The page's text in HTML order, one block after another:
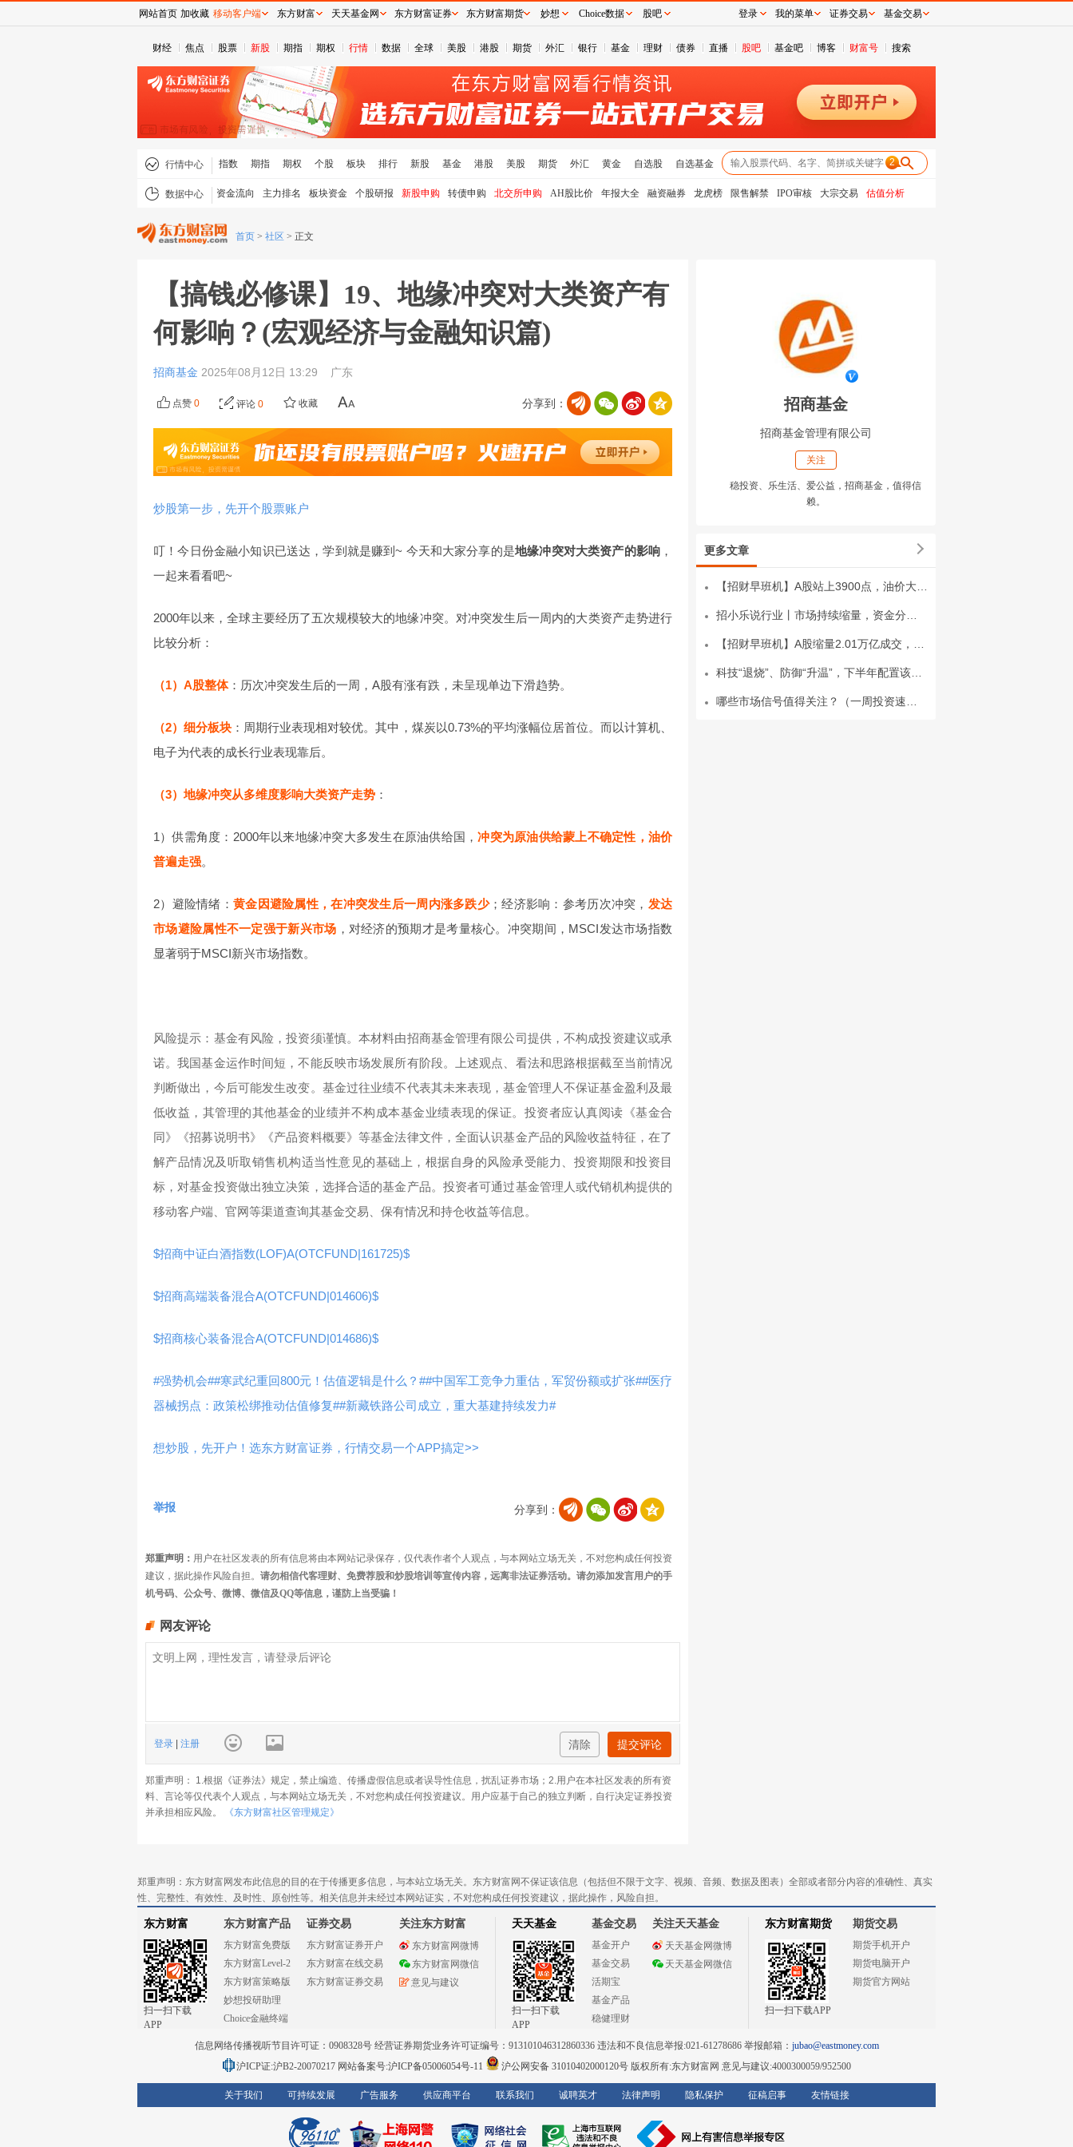
财经 焦点 股票 新股 期指 期权 行情 数据 全球 美股 港股 期货 外汇 银行 基金 理财 债券 直播 股吧 基金吧 博客 财富号 搜索
行情中心 指数 期指 期权 个股 板块 排行 新股 基金 港股 美股 期货 外汇 黄金 自选股 自选基金 2
数据中心 资金流向 主力排名 板块资金 个股研报 新股申购 转债申购 北交所申购 AH股比价 年报大全 融资融券 龙虎榜 限售解禁 IPO审核 大宗交易 估值分析
首页 > 社区 > 正文
【搞钱必修课】19、地缘冲突对大类资产有
何影响？(宏观经济与金融知识篇)
招商基金 2025年08月12日 13:29 广东
分享到：
点赞 0 评论 0 收藏
炒股第一步，先开个股票账户
叮！今日份金融小知识已送达，学到就是赚到~ 今天和大家分享的是地缘冲突对大类资产的影响 ，
一起来看看吧~
2000年以来，全球主要经历了五次规模较大的地缘冲突。对冲突发生后一周内的大类资产走势进行
比较分析：
（1）A股整体：历次冲突发生后的一周，A股有涨有跌，未呈现单边下滑趋势。
（2）细分板块 ：周期行业表现相对较优。其中，煤炭以0.73%的平均涨幅位居首位。而以计算机、
电子为代表的成长行业表现靠后。
（3）地缘冲突从多维度影响大类资产走势 ：
1）供需角度：2000年以来地缘冲突大多发生在原油供给国，冲突为原油供给蒙上不确定性，油价
普遍走强。
2）避险情绪： 黄金因避险属性，在冲突发生后一周内涨多跌少；经济影响：参考历次冲突， 发达
市场避险属性不一定强于新兴市场 ，对经济的预期才是考量核心。冲突期间，MSCI发达市场指数
显著弱于MSCI新兴市场指数。
风险提示：基金有风险，投资须谨慎。本材料由招商基金管理有限公司提供，不构成投资建议或承
诺。我国基金运作时间短，不能反映市场发展所有阶段。上述观点、看法和思路根据截至当前情况
判断做出，今后可能发生改变。基金过往业绩不代表其未来表现，基金管理人不保证基金盈利及最
低收益，其管理的其他基金的业绩并不构成本基金业绩表现的保证。投资者应认真阅读《基金合
同》《招募说明书》《产品资料概要》等基金法律文件，全面认识基金产品的风险收益特征，在了
解产品情况及听取销售机构适当性意见的基础上，根据自身的风险承受能力、投资期限和投资目
标，对基金投资做出独立决策，选择合适的基金产品。投资者可通过基金管理人或代销机构提供的
移动客户端、官网等渠道查询其基金交易、保有情况和持仓收益等信息。
$招商中证白酒指数(LOF)A(OTCFUND|161725)$
$招商高端装备混合A(OTCFUND|014606)$
$招商核心装备混合A(OTCFUND|014686)$
#强势机会##寒武纪重回800元！估值逻辑是什么？##中国军工竞争力重估，军贸份额或扩张##医疗
器械拐点：政策松绑推动估值修复##新藏铁路公司成立，重大基建持续发力#
想炒股，先开户！选东方财富证券，行情交易一个APP搞定>>
分享到：
举报
郑重声明： 用户在社区发表的所有信息将由本网站记录保存，仅代表作者个人观点，与本网站立场无关，不对您构成任何投资
建议，据此操作风险自担。 请勿相信代客理财、免费荐股和炒股培训等宣传内容，远离非法证券活动。请勿添加发言用户的手
机号码、公众号、微博、微信及QQ等信息，谨防上当受骗！
网友评论
登录 注册 清除 提交评论
郑重声明： 1.根据《证券法》规定，禁止编造、传播虚假信息或者误导性信息，扰乱证券市场；2.用户在本社区发表的所有资
料、言论等仅代表个人观点，与本网站立场无关，不对您构成任何投资建议。用户应基于自己的独立判断，自行决定证券投资
并承担相应风险。
《东方财富社区管理规定》
招商基金
招商基金管理有限公司
关注
稳投资、乐生活、爱公益，招商基金，值得信
赖。
更多文章
郑重声明：东方财富网发布此信息的目的在于传播更多信息，与本站立场无关。东方财富网不保证该信息（包括但不限于文字、视频、音频、数据及图表）全部或者部分内容的准确性、真实
性、完整性、有效性、及时性、原创性等。相关信息并未经过本网站证实，不对您构成任何投资建议，据此操作，风险自担。
东方财富
扫一扫下载
APP
东方财富产品
东方财富免费版
东方财富Level-2
东方财富策略版
妙想投研助理
Choice金融终端
证券交易
东方财富证券开户
东方财富在线交易
东方财富证券交易
关注东方财富
东方财富网微博
东方财富网微信
意见与建议
天天基金
扫一扫下载
APP
基金交易
基金开户
基金交易
活期宝
基金产品
稳健理财
关注天天基金
天天基金网微博
天天基金网微信
东方财富期货
扫一扫下载APP
期货交易
期货手机开户
期货电脑开户
期货官方网站
信息网络传播视听节目许可证：0908328号 经营证券期货业务许可证编号：913101046312860336 违法和不良信息举报:021-61278686 举报邮箱： jubao@eastmoney.com
沪ICP证:沪B2-20070217 网站备案号:沪ICP备05006054号-11 沪公网安备 31010402000120号版权所有:东方财富网 意见与建议:4000300059/952500
关于我们 可持续发展 广告服务 供应商平台 联系我们 诚聘英才 法律声明 隐私保护 征稿启事 友情链接
网站首页 加收藏 移动客户端 东方财富 天天基金网 东方财富证券 东方财富期货 妙想 Choice数据 股吧 登录 我的菜单 证券交易 基金交易